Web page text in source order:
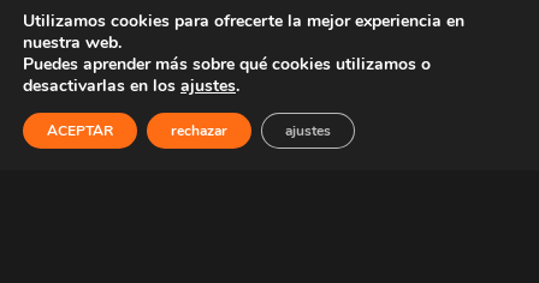
Camisetas día del padre
Camisetas Anime
Camisetas Dragon Ball
Utilizamos cookies para ofrecerte la mejor experiencia en
nuestra web.
Puedes aprender más sobre qué cookies utilizamos o
desactivarlas en los ajustes.
ACEPTAR rechazar ajustes